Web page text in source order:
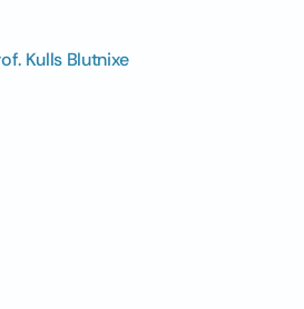
Kulls Blutnixe